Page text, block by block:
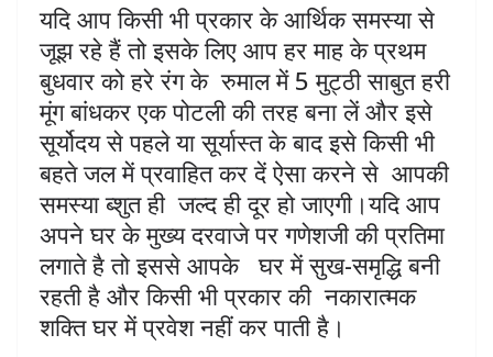
यदि आप किसी भी प्रकार के आर्थिक समस्या से
जूझ रहे हैं तो इसके लिए आप हर माह के प्रथम
बुधवार को हरे रंग के रुमाल में 5 मुट्ठी साबुत हरी
मूंग बांधकर एक पोटली की तरह बना लें और इसे
सूर्योदय से पहले या सूर्यास्त के बाद इसे किसी भी
बहते जल में प्रवाहित कर दें ऐसा करने से आपकी
समस्या ब्शुत ही जल्द ही दूर हो जाएगी।यदि आप
अपने घर के मुख्य दरवाजे पर गणेशजी की प्रतिमा
लगाते है तो इससे आपके घर में सुख-समृद्धि बनी
रहती है और किसी भी प्रकार की नकारात्मक
शक्ति घर में प्रवेश नहीं कर पाती है।